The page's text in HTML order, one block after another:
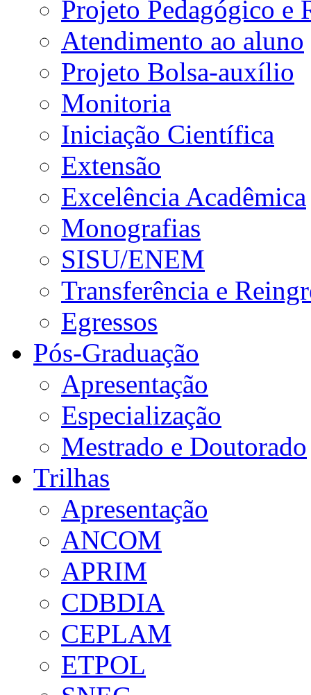
Projeto Pedagógico e
Atendimento ao aluno
Projeto Bolsa-auxílio
Monitoria
Iniciação Científica
Extensão
Excelência Acadêmica
Monografias
SISU/ENEM
Transferência e
Egressos
Pós-Graduação
Apresentação
Especialização
Mestrado e Doutorado
Trilhas
Apresentação
ANCOM
APRIM
CDBDIA
CEPLAM
ETPOL